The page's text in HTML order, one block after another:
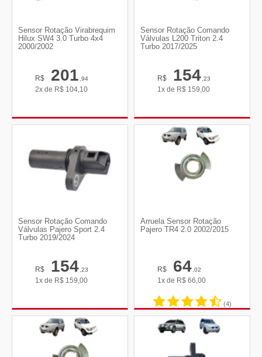
Sensor Rotação Virabrequim
Hilux SW4 3.0 Turbo 4x4
2000/2002
R$ 201,94
2x de R$ 104,10
Sensor Rotação Comando
Válvulas L200 Triton 2.4
Turbo 2017/2025
R$ 154,23
1x de R$ 159,00
Sensor Rotação Comando
Válvulas Pajero Sport 2.4
Turbo 2019/2024
R$ 154,23
1x de R$ 159,00
Arruela Sensor Rotação
Pajero TR4 2.0 2002/2015
R$ 64,02
1x de R$ 66,00
(4)